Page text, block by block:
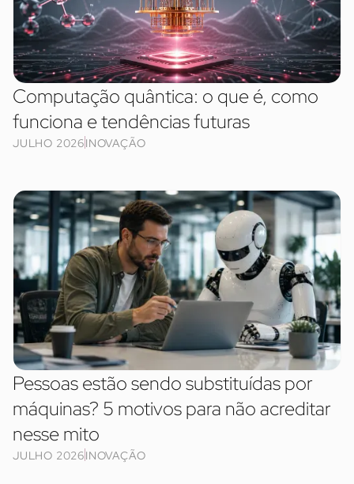
Computação quântica: o que é, como
funciona e tendências futuras
JULHO 2026INOVAÇÃO
Pessoas estão sendo substituídas por
máquinas? 5 motivos para não acreditar
nesse mito
JULHO 2026INOVAÇÃO